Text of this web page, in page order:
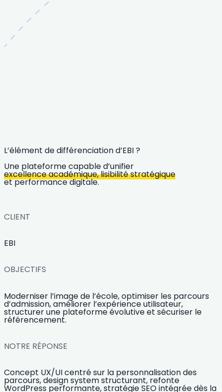
L’élément de différenciation d’EBI ?
Une plateforme capable d’unifier
excellence académique, lisibilité stratégique
et performance digitale.
CLIENT
EBI
OBJECTIFS
Moderniser l’image de l’école, optimiser les parcours
d’admission, améliorer l’expérience utilisateur,
structurer une plateforme évolutive et sécuriser le
référencement.
NOTRE RÉPONSE
Concept UX/UI centré sur la personnalisation des
parcours, design system structurant, refonte
WordPress performante, stratégie SEO intégrée dès la